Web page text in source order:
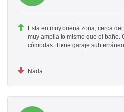
Esta en muy buena zona, cerca
muy amplia lo mismo que el baño.
cómodas. Tiene garaje
Nada